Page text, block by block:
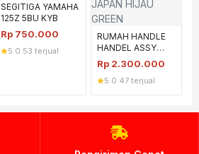
SEGITIGA YAMAHA
125Z 5BU KYB
Rp 750.000
5.0 53 terjual
RUMAH HANDLE
HANDEL ASSY
KOPLING KOHKEN
JAPAN HIJAU
GREEN
Rp 2.300.000
5.0 47 terjual